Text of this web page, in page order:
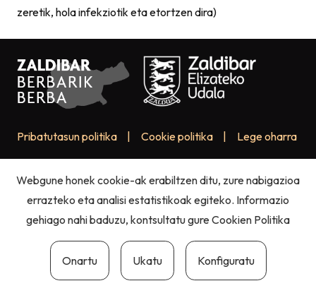
zeretik, hola infekziotik eta etortzen dira)
Pribatutasun politika Cookie politika Lege oharra
Webgune honek cookie-ak erabiltzen ditu, zure nabigazioa
errazteko eta analisi estatistikoak egiteko. Informazio
gehiago nahi baduzu, kontsultatu gureCookien Politika
Onartu Ukatu Konfiguratu